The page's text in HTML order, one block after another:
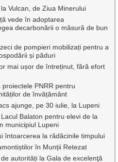
Vulcan, de Ziua Minerului
vede în adoptarea
decarbonării o măsură de bun
de pompieri mobilizați pentru a
și păduri
mai ușor de întreținut, fără efort
PNRR pentru
de învățământ
ajunge, pe 30 iulie, la Lupeni
Balaton pentru elevi de la
municipiul Lupeni
întoarcerea la rădăcinile timpului
în Munții Retezat
autorități la Gala de excelenţă